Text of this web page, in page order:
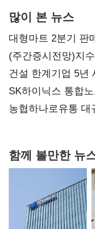
많이 본 뉴스
대형마트 2분기 판
(주간증시전망)지
건설 한계기업 5년
확대
SK하이닉스 통합
불만 확산
농협하나로유통
함께 볼만한 뉴